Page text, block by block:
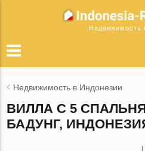
Недвижимость
Недвижимость в Индонезии
ВИЛЛА С 5
БАДУНГ,